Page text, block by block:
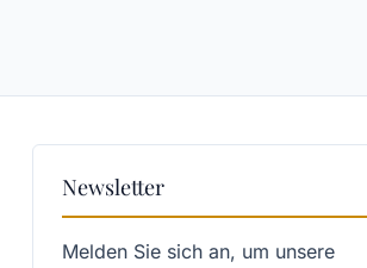
Newsletter
Melden Sie sich an, um unsere